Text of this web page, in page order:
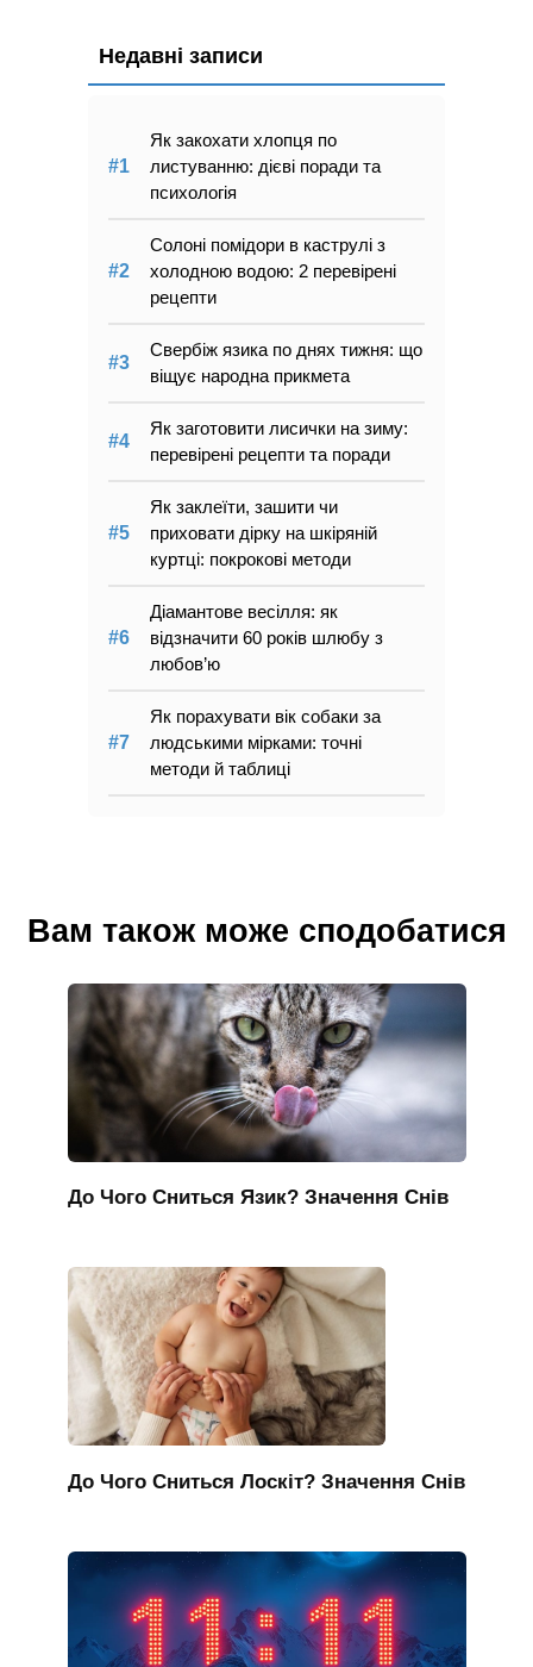
Недавні записи
Як закохати хлопця по
листуванню: дієві поради та
психологія
Солоні помідори в каструлі з
холодною водою: 2 перевірені
рецепти
Свербіж язика по днях тижня: що
віщує народна прикмета
Як заготовити лисички на зиму:
перевірені рецепти та поради
Як заклеїти, зашити чи
приховати дірку на шкіряній
куртці: покрокові методи
Діамантове весілля: як
відзначити 60 років шлюбу з
любов’ю
Як порахувати вік собаки за
людськими мірками: точні
методи й таблиці
Вам також може сподобатися
До Чого Сниться Язик? Значення Снів
До Чого Сниться Лоскіт? Значення Снів